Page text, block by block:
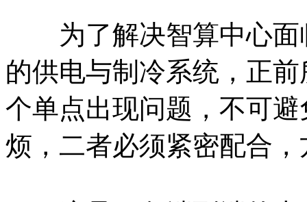
为了解决智算中心面
的供电与制冷系统，正
个单点出现问题，不可
烦，二者必须紧密配合